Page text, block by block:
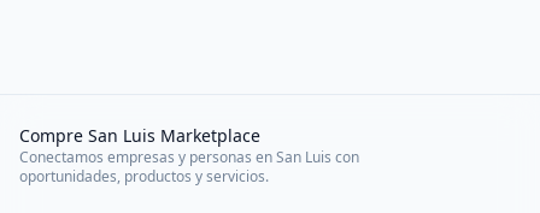
Compre San Luis Marketplace
Conectamos empresas y personas en San Luis con
oportunidades, productos y servicios.